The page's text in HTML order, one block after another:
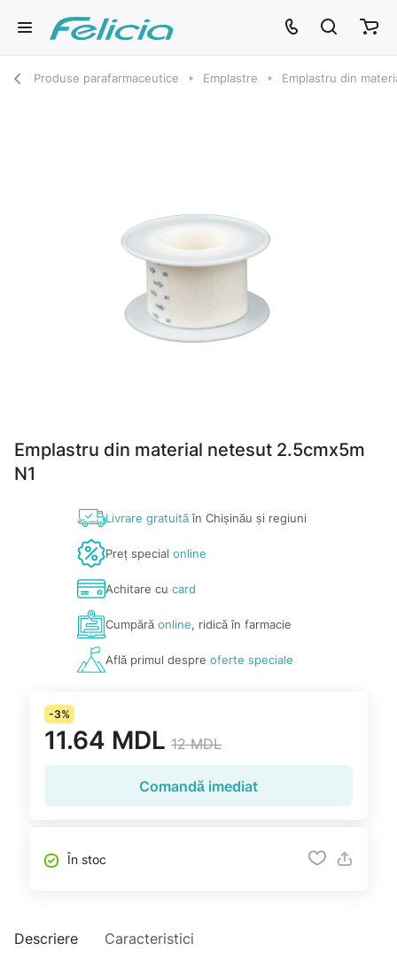
Produse parafarmaceutice Emplastre Emplastru din
Emplastru din material netesut 2.5cmx5m
N1
Livrare gratuităîn Chișinău și regiuni
Preț special online
Achitare cu card
Cumpărăonline, ridică în farmacie
Află primul despre oferte speciale
-3%
11.64 MDL 12 MDL
Comandă imediat
În stoc
Descriere Caracteristici